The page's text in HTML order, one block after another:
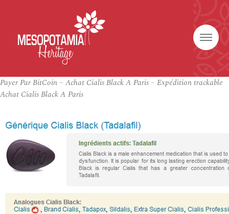
Payer Par BitCoin – Achat Cialis Black A Paris – Expédition trackable
Achat Cialis Black A Paris